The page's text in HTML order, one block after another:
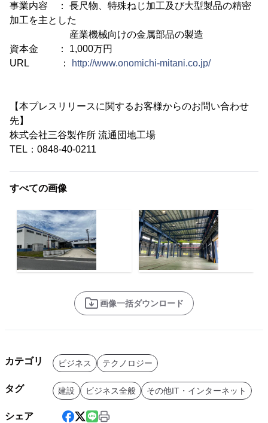
事業内容 ： 長尺物、特殊ねじ加工及び大型製品の精密
加工を主とした
産業機械向けの金属部品の製造
資本金 ： 1,000万円
URL ：
http://www.onomichi-mitani.co.jp/
【本プレスリリースに関するお客様からのお問い合わせ
先】
株式会社三谷製作所 流通団地工場
TEL：0848-40-0211
すべての画像
画像一括ダウンロード
カテゴリ ビジネス テクノロジー
タグ 建設 ビジネス全般 その他IT・インターネット
シェア